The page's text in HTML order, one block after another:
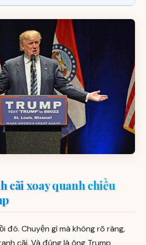
cãi xoay quanh chiều
đó. Chuyện gì mà không rõ ràng,
cãi. Và đúng là ông Trump